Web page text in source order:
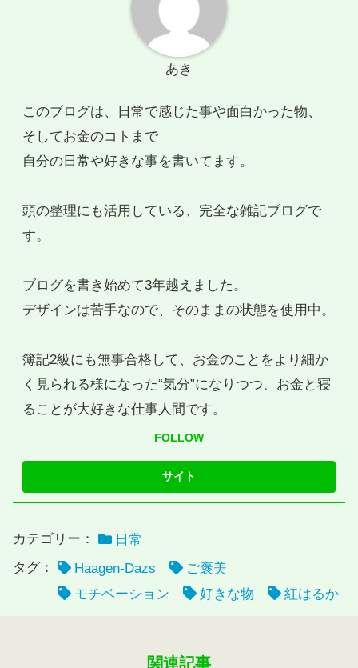
あき
このブログは、日常で感じた事や面白かった物、
そしてお金のコトまで
自分の日常や好きな事を書いてます。
頭の整理にも活用している、完全な雑記ブログで
す。
ブログを書き始めて3年越えました。
デザインは苦手なので、そのままの状態を使用中。
簿記2級にも無事合格して、お金のことをより細か
く見られる様になった“気分”になりつつ、お金と寝
ることが大好きな仕事人間です。
FOLLOW
カテゴリー：
日常
タグ：
Haagen-Dazs
ご褒美
モチベーション
好きな物 紅はるか
関連記事